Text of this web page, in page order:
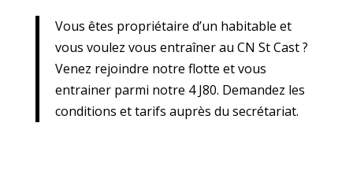
Vous êtes propriétaire d’un habitable et
vous voulez vous entraîner au CN St Cast ?
Venez rejoindre notre flotte et vous
entrainer parmi notre 4 J80. Demandez les
conditions et tarifs auprès du secrétariat.